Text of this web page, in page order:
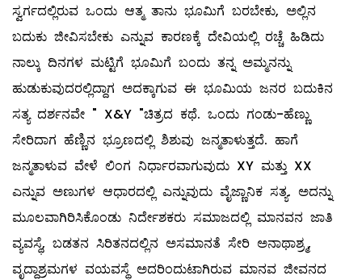
ಸ್ವರ್ಗದಲ್ಲಿರುವ ಒಂದು ಆತ್ಮ ತಾನು ಭೂಮಿಗೆ ಬರಬೇಕು, ಅಲ್ಲಿನ
ಬದುಕು ಜೀವಿಸಬೇಕು ಎನ್ನುವ ಕಾರಣಕ್ಕೆ ದೇವಿಯಲ್ಲಿ ರಚ್ಚೆ ಹಿಡಿದು
ನಾಲ್ಕು ದಿನಗಳ ಮಟ್ಟಿಗೆ ಭೂಮಿಗೆ ಬಂದು ತನ್ನ ಅಮ್ಮನನ್ನು
ಹುಡುಕುವುದರಲ್ಲಿದ್ದಾಗ ಅದಕ್ಕಾಗುವ ಈ ಭೂಮಿಯ ಜನರ ಬದುಕಿನ
ಸತ್ಯ ದರ್ಶನವೇ " X&Y "ಚಿತ್ರದ ಕಥೆ. ಒಂದು ಗಂಡು-ಹೆಣ್ಣು
ಸೇರಿದಾಗ ಹೆಣ್ಣಿನ ಭ್ರೂಣದಲ್ಲಿ ಶಿಶುವು ಜನ್ಮತಾಳುತ್ತದೆ. ಹಾಗೆ
ಜನ್ಮತಾಳುವ ವೇಳೆ ಲಿಂಗ ನಿರ್ಧಾರವಾಗುವುದು XY ಮತ್ತು XX
ಎನ್ನುವ ಅಣುಗಳ ಆಧಾರದಲ್ಲಿ ಎನ್ನುವುದು ವೈಜ್ಣಾನಿಕ ಸತ್ಯ. ಅದನ್ನು
ಮೂಲವಾಗಿರಿಸಿಕೊಂಡು ನಿರ್ದೇಶಕರು ಸಮಾಜದಲ್ಲಿ ಮಾನವನ ಜಾತಿ
ವ್ಯವಸ್ಥೆ, ಬಡತನ ಸಿರಿತನದಲ್ಲಿನ ಅಸಮಾನತೆ ಸೇರಿ ಅನಾಥಾಶ್ರ್ಮ,
ವೃದ್ದಾಶ್ರಮಗಳ ವಯವಸ್ಥೆ ಅದರಿಂದುಟಾಗಿರುವ ಮಾನವ ಜೀವನದ